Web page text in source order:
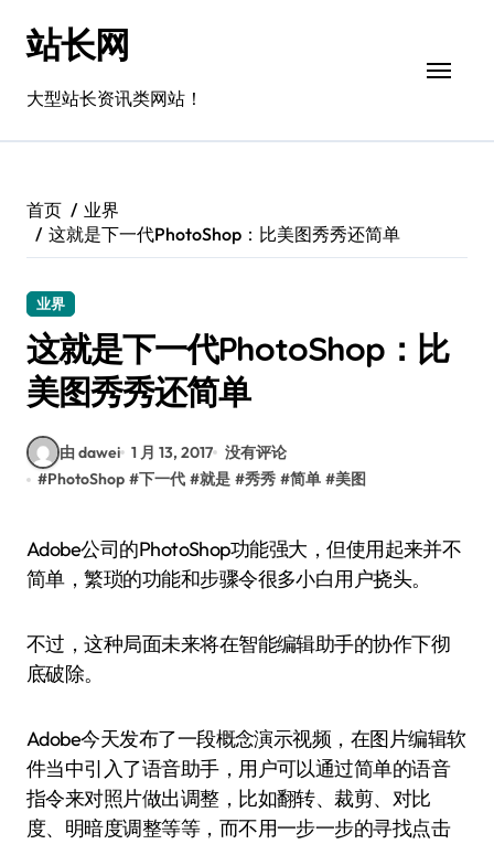
站长网
大型站长资讯类网站！
首页
业界
这就是下一代PhotoShop：比美图秀秀还简单
业界
这就是下一代PhotoShop：比
美图秀秀还简单
由 dawei 1 月 13, 2017 没有评论
#PhotoShop #下一代 #就是 #秀秀 #简单 #美图
Adobe公司的PhotoShop功能强大，但使用起来并不
简单，繁琐的功能和步骤令很多小白用户挠头。
不过，这种局面未来将在智能编辑助手的协作下彻
底破除。
Adobe今天发布了一段概念演示视频，在图片编辑软
件当中引入了语音助手，用户可以通过简单的语音
指令来对照片做出调整，比如翻转、裁剪、对比
度、明暗度调整等等，而不用一步一步的寻找点击